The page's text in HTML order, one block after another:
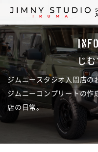
じむ
ジムニースタジオ入間店の
ジムニーコンプリートの作
店の日常。